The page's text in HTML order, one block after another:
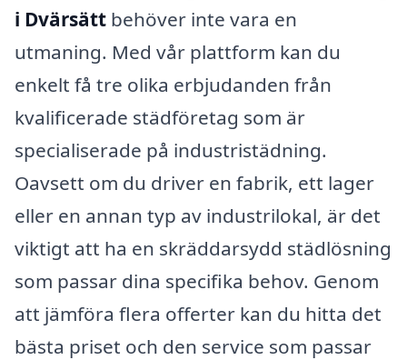
i Dvärsätt behöver inte vara en
utmaning. Med vår plattform kan du
enkelt få tre olika erbjudanden från
kvalificerade städföretag som är
specialiserade på industristädning.
Oavsett om du driver en fabrik, ett lager
eller en annan typ av industrilokal, är det
viktigt att ha en skräddarsydd städlösning
som passar dina specifika behov. Genom
att jämföra flera offerter kan du hitta det
bästa priset och den service som passar